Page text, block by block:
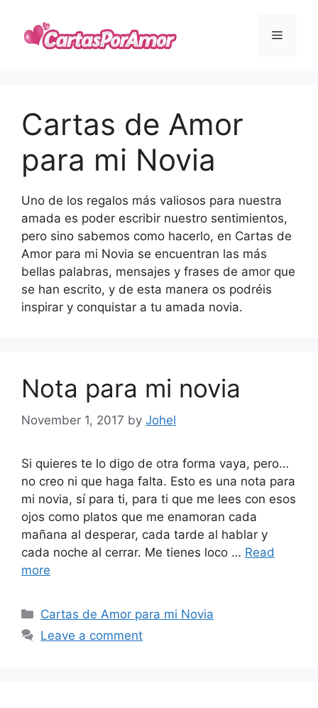
content
Menu
Cartas de Amor
para mi Novia
Uno de los regalos más valiosos para nuestra
amada es poder escribir nuestro sentimientos,
pero sino sabemos como hacerlo, en Cartas de
Amor para mi Novia se encuentran las más
bellas palabras, mensajes y frases de amor que
se han escrito, y de esta manera os podréis
inspirar y conquistar a tu amada novia.
Nota para mi novia
November 1, 2017 by Johel
Si quieres te lo digo de otra forma vaya, pero…
no creo ni que haga falta. Esto es una nota para
mi novia, sí para ti, para ti que me lees con esos
ojos como platos que me enamoran cada
mañana al desperar, cada tarde al hablar y
cada noche al cerrar. Me tienes loco … Read
more
Categories
Cartas de Amor para mi Novia
Leave a comment